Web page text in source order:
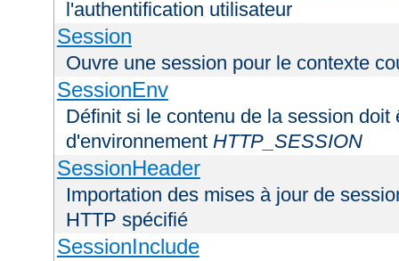
l'authentification utilisateur
Session
Ouvre une session pour le contexte
SessionEnv
Définit si le contenu de la session
d'environnement HTTP_SESSION
SessionHeader
Importation des mises à jour de
HTTP spécifié
SessionInclude